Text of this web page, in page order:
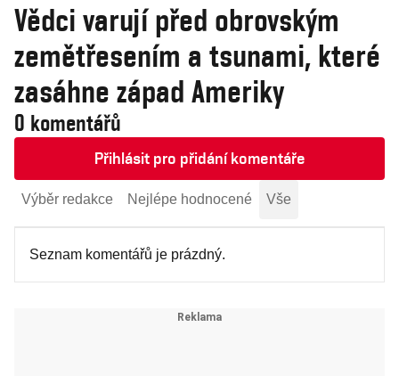
Vědci varují před obrovským
zemětřesením a tsunami, které
zasáhne západ Ameriky
0 komentářů
Přihlásit pro přidání komentáře
Výběr redakce Nejlépe hodnocené Vše
Seznam komentářů je prázdný.